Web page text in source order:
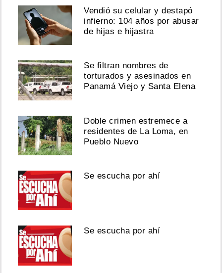
Vendió su celular y destapó
infierno: 104 años por abusar
de hijas e hijastra
Se filtran nombres de
torturados y asesinados en
Panamá Viejo y Santa Elena
Doble crimen estremece a
residentes de La Loma, en
Pueblo Nuevo
Se escucha por ahí
Se escucha por ahí